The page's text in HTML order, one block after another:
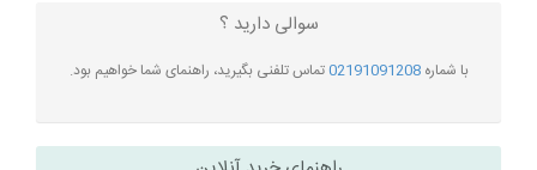
سوالی دارید ؟
با شماره02191091208تماس تلفنی بگیرید، راهنمای شما خواهیم بود.